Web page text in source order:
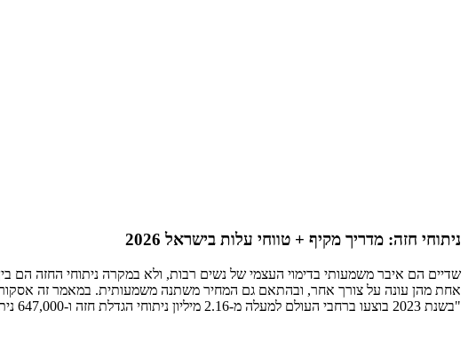
ניתוחי חזה: מדריך מקיף + טווחי עלות בישראל 2026
שדיים הם איבר משמעותי בדימוי העצמי של נשים רבות, ולא במקרה ניתוחי החזה הם
אחת מהן עונה על צורך אחר, ובהתאם גם המחיר משתנה משמעותית. במאמר זה
"בשנת 2023 בוצעו ברחבי העולם למעלה מ-2.16 מיליון ניתוחי הגדלת חזה ו-647,000 ניתוחי הקטנת חזה – מה שהופך את הקטגוריה הזו לפעילה ביותר בכירורגיה הפלסטית האסתטית ." נתונים מתוך הדוח השנתי...